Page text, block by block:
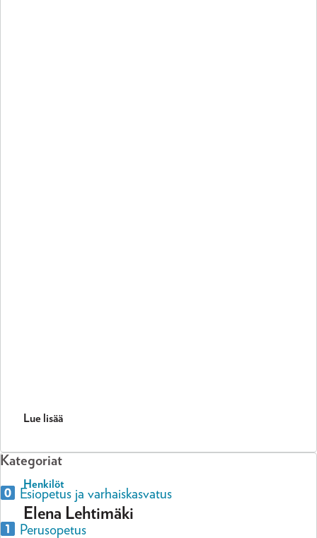
Lue lisää
Henkilöt
Elena Lehtimäki
Kategoriat
Esiopetus ja varhaiskasvatus
Perusopetus